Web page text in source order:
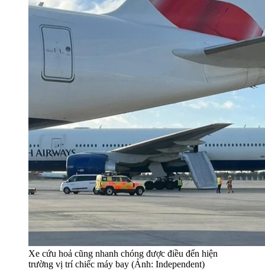
Xe cứu hoả cũng nhanh chóng được điều đến hiện
trường vị trí chiếc máy bay (Ảnh: Independent)